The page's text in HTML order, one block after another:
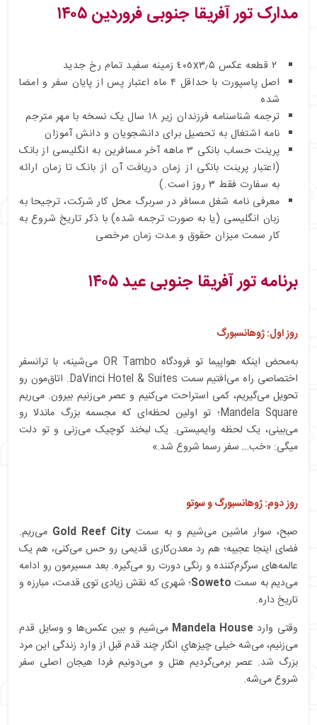
مدارک تور آفریقا جنوبی فروردین ۱۴۰۵
اصل پاسپورت با حداقل ۴ ماه اعتبار پس از پایان سفر و امضا
شده
ترجمه شناسنامه فرزندان زیر ۱۸ سال یک نسخه با مهر مترجم
نامه اشتغال به تحصیل برای دانشجویان و دانش آموزان
پرینت حساب بانکی ۳ ماهه آخر مسافرین به انگلیسی از بانک
(اعتبار پرینت بانکی از زمان دریافت آن از بانک تا زمان ارائه
به سفارت فقط ۳ روز است.)
معرفی نامه شغل مسافر در سربرگ محل کار شرکت، ترجیحا به
زبان انگلیسی (یا به صورت ترجمه شده) با ذکر تاریخ شروع به
کار سمت میزان حقوق و مدت زمان مرخصی
برنامه تور آفریقا جنوبی عید ۱۴۰۵
روز اول: ژوهانسبورگ
به‌محض اینکه هواپیما تو فرودگاه OR Tambo می‌شینه، با ترانسفر
اختصاصی راه می‌افتیم سمت DaVinci Hotel & Suites. اتاق‌مون رو
تحویل می‌گیریم، کمی استراحت می‌کنیم و عصر می‌زنیم بیرون. می‌ریم
Mandela Square؛ تو اولین لحظه‌ای که مجسمه بزرگ ماندلا رو
می‌بینی، یک لحظه وایمیستی. یک لبخند کوچیک می‌زنی و تو دلت
میگی: «خب… سفر رسما شروع شد.»
روز دوم: ژوهانسبورگ و سوتو
صبح، سوار ماشین می‌شیم و به سمتGold Reef City می‌ریم.
فضای اینجا عجیبه؛ هم رد معدن‌کاری قدیمی رو حس می‌کنی، هم یک
عالمه‌های سرگرم‌کننده و رنگی دورت رو می‌گیره. بعد مسیرمون رو ادامه
می‌دیم به سمت Soweto؛ شهری که نقش زیادی توی قدمت، مبارزه و
تاریخ داره.
وقتی وارد Mandela House می‌شیم و بین عکس‌ها و وسایل قدم
می‌زنیم، می‌شه خیلی چیزهایِ انگار چند قدم قبل از وارد زندگی این مرد
بزرگ شد. عصر برمی‌گردیم هتل و می‌دونیم فردا هیجان اصلی سفر
شروع می‌شه.